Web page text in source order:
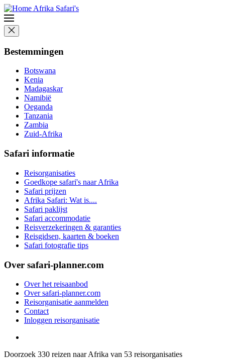
Bestemmingen
Botswana
Kenia
Madagaskar
Namibië
Oeganda
Tanzania
Zambia
Zuid-Afrika
Safari informatie
Reisorganisaties
Goedkope safari's naar Afrika
Safari prijzen
Afrika Safari: Wat is....
Safari paklijst
Safari accommodatie
Reisverzekeringen & garanties
Reisgidsen, kaarten & boeken
Safari fotografie tips
Over safari-planner.com
Over het reisaanbod
Over safari-planner.com
Reisorganisatie aanmelden
Contact
Inloggen reisorganisatie
Doorzoek 330 reizen naar Afrika van 53 reisorganisaties